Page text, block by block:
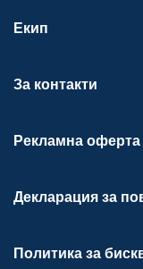
Екип
За контакти
Рекламна
Декларация за
Политика за